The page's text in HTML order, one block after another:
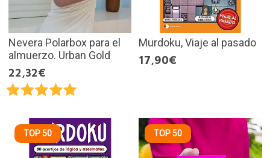
Nevera Polarbox para el
almuerzo. Urban Gold
22,32€
Murdoku, Viaje al pasado
17,90€
TOP 50 TOP 50